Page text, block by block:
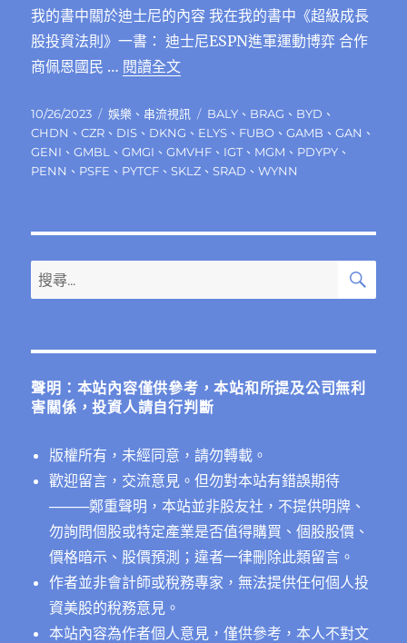
我的書中關於迪士尼的內容 我在我的書中《超級成長
股投資法則》一書： 迪士尼ESPN進軍運動博弈 合作
商佩恩國民 … 閱讀全文〈迪士尼的ESPN進軍運動博弈，
發
佈
日
期:
10/26/2023
分
類
娛樂 、 串流視訊
標
籤
BALY 、 BRAG 、 BYD 、
CHDN 、CZR 、 DIS 、 DKNG 、 ELYS 、 FUBO 、GAMB 、GAN 、
GENI 、GMBL 、GMGI 、GMVHF 、 IGT、 MGM 、 PDYPY 、
PENN 、 PSFE 、 PYTCF 、SKLZ 、SRAD 、WYNN
搜
尋
鍵
搜
聲明：本站內容僅供參考，本站和所提及公司無利
害關係，投資人請自行判斷
版權所有，未經同意，請勿轉載。
歡迎留言，交流意見。但勿對本站有錯誤期待
────鄭重聲明，本站並非股友社，不提供明牌、
勿詢問個股或特定產業是否值得購買、個股股價、
價格暗示、股價預測；違者一律刪除此類留言。
作者並非會計師或稅務專家，無法提供任何個人投
資美股的稅務意見。
本站內容為作者個人意見，僅供參考，本人不對文